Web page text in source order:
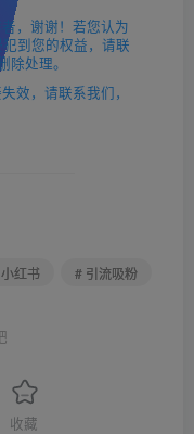
，谢谢！若您认为
犯到您的权益，请联
除处理。
效，请联系我们，
红书 # 引流吸粉
收藏